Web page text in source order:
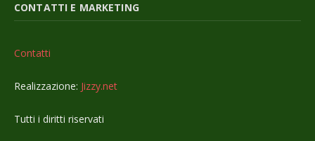
CONTATTI E MARKETING
Contatti
Realizzazione: Jizzy.net
Tutti i diritti riservati